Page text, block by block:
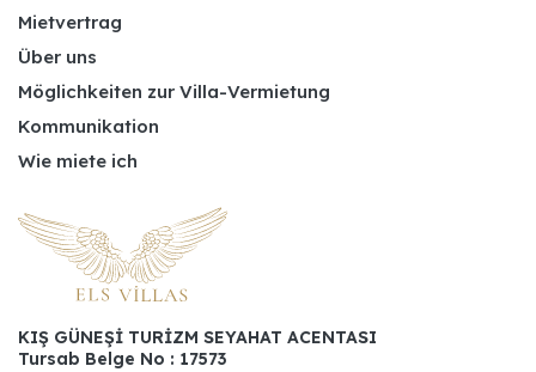
Mietvertrag
Über uns
Möglichkeiten zur Villa-Vermietung
Kommunikation
Wie miete ich
KIŞ GÜNEŞİ TURİZM SEYAHAT ACENTASI
Tursab Belge No : 17573